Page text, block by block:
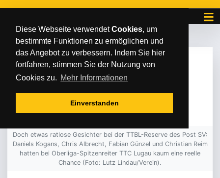
Diese Webseite verwendetCookies, um
bestimmte Funktionen zu ermöglichen und
das Angebot zu verbessern. Indem Sie hier
fortfahren, stimmen Sie der Nutzung von
Cookies zu. Mehr Informationen
Einverstanden
MONTAG 13 Februar 2023
TITELKAMPF IST
ENTSCHIEDEN
Doch etwas ratlose Gesichter bei der TTBL-Reserve des Post SV:
Daniels Kogans, Chris Albrecht, Fabian Günzel und Christian Reim
hatten bei Oberliga-Spitzenreiter TTC Lugau kaum eine reelle
Chance (Foto: Lutz Lindau/Verein).